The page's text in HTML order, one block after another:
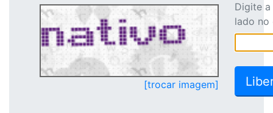
[trocar imagem]
Digite
lado no